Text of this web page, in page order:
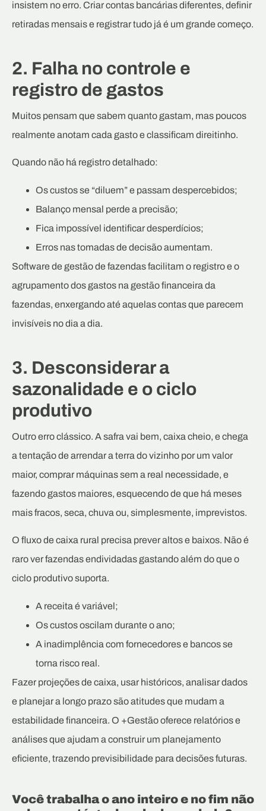
insistem no erro. Criar contas bancárias diferentes, definir
retiradas mensais e registrar tudo já é um grande começo.
2. Falha no controle e
registro de gastos
Muitos pensam que sabem quanto gastam, mas poucos
realmente anotam cada gasto e classificam direitinho.
Quando não há registro detalhado:
Os custos se “diluem” e passam despercebidos;
Balanço mensal perde a precisão;
Fica impossível identificar desperdícios;
Erros nas tomadas de decisão aumentam.
Software de gestão de fazendas facilitam o registro e o
agrupamento dos gastos na gestão financeira da
fazendas, enxergando até aquelas contas que parecem
invisíveis no dia a dia.
3. Desconsiderar a
sazonalidade e o ciclo
produtivo
Outro erro clássico. A safra vai bem, caixa cheio, e chega
a tentação de arrendar a terra do vizinho por um valor
maior, comprar máquinas sem a real necessidade, e
fazendo gastos maiores, esquecendo de que há meses
mais fracos, seca, chuva ou, simplesmente, imprevistos.
O fluxo de caixa rural precisa prever altos e baixos. Não é
raro ver fazendas endividadas gastando além do que o
ciclo produtivo suporta.
A receita é variável;
Os custos oscilam durante o ano;
A inadimplência com fornecedores e bancos se
torna risco real.
Fazer projeções de caixa, usar históricos, analisar dados
e planejar a longo prazo são atitudes que mudam a
estabilidade financeira. O +Gestão oferece relatórios e
análises que ajudam a construir um planejamento
eficiente, trazendo previsibilidade para decisões futuras.
Você trabalha o ano inteiro e no fim não